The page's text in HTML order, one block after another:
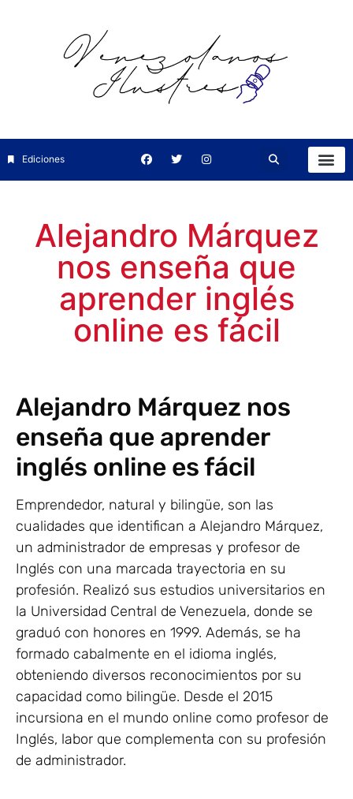
Ediciones
Alejandro Márquez
nos enseña que
aprender inglés
online es fácil
Alejandro Márquez nos
enseña que aprender
inglés online es fácil
Emprendedor, natural y bilingüe, son las
cualidades que identifican a Alejandro Márquez,
un administrador de empresas y profesor de
Inglés con una marcada trayectoria en su
profesión. Realizó sus estudios universitarios en
la Universidad Central de Venezuela, donde se
graduó con honores en 1999. Además, se ha
formado cabalmente en el idioma inglés,
obteniendo diversos reconocimientos por su
capacidad como bilingüe. Desde el 2015
incursiona en el mundo online como profesor de
Inglés, labor que complementa con su profesión
de administrador.